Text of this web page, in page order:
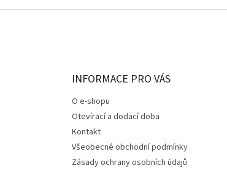
INFORMACE PRO VÁS
O e-shopu
Otevírací a dodací doba
Kontakt
Všeobecné obchodní podmínky
Zásady ochrany osobních údajů